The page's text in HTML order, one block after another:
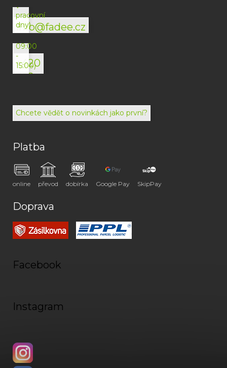
info@fadee.cz
v
pracovní
dny)
+420
792
072
(Po-
09:00
-
15:00)
Chcete vědět o novinkách jako první?
Platba
online převod dobírka Google Pay SkipPay
Doprava
Facebook
Instagram